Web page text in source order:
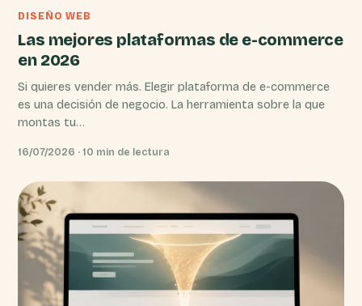
DISEÑO WEB
Las mejores plataformas de e-commerce
en 2026
Si quieres vender más. Elegir plataforma de e-commerce
es una decisión de negocio. La herramienta sobre la que
montas tu…
16/07/2026 · 10 min de lectura